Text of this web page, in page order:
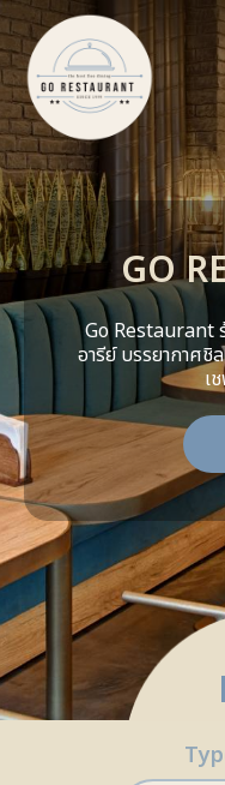
GO
Go Restaurant
อารีย์ บรรยากาศ
เ
Reservation